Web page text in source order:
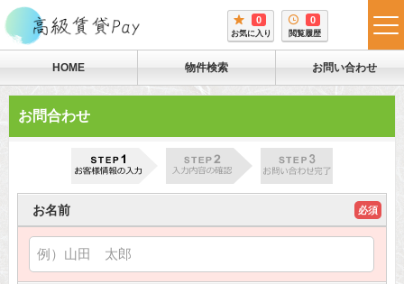
0
お気に入り
0
閲覧履歴
HOME 物件検索 お問い合わせ
お問合わせ
お名前 必須